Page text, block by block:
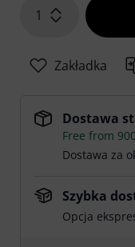
1
Zakładka
Dostawa
Free from
Dostawa za
Szybka
Opcja